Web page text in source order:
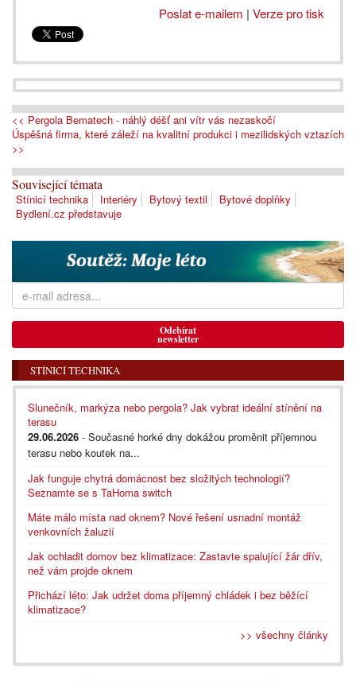
Poslat e-mailem | Verze pro tisk
<< Pergola Bematech - náhlý déšť ani vítr vás nezaskočí
Úspěšná firma, které záleží na kvalitní produkci i mezilidských vztazích
>>
Související témata
Stínicí technika Interiéry Bytový textil
Bytové doplňky
Bydlení.cz představuje
Odebírat
newsletter
STÍNICÍ TECHNIKA
Slunečník, markýza nebo pergola? Jak vybrat ideální stínění na
terasu
29.06.2026 - Současné horké dny dokážou proměnit příjemnou
terasu nebo koutek na...
Jak funguje chytrá domácnost bez složitých technologií?
Seznamte se s TaHoma switch
Máte málo místa nad oknem? Nové řešení usnadní montáž
venkovních žaluzií
Jak ochladit domov bez klimatizace: Zastavte spalující žár dřív,
než vám projde oknem
Přichází léto: Jak udržet doma příjemný chládek i bez běžící
klimatizace?
>> všechny články